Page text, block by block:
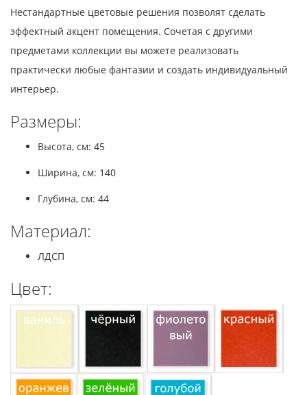
Нестандартные цветовые решения позволят сделать
эффектный акцент помещения. Сочетая с другими
предметами коллекции вы можете реализовать
практически любые фантазии и создать индивидуальный
интерьер.
Размеры:
Высота, см: 45
Ширина, см: 140
Глубина, см: 44
Материал:
ЛДСП
Цвет: